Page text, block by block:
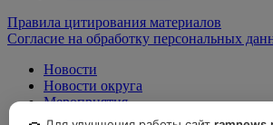
Правила цитирования материалов
Согласие на обработку персональных
Новости
Новости округа
Мероприятия
Официально